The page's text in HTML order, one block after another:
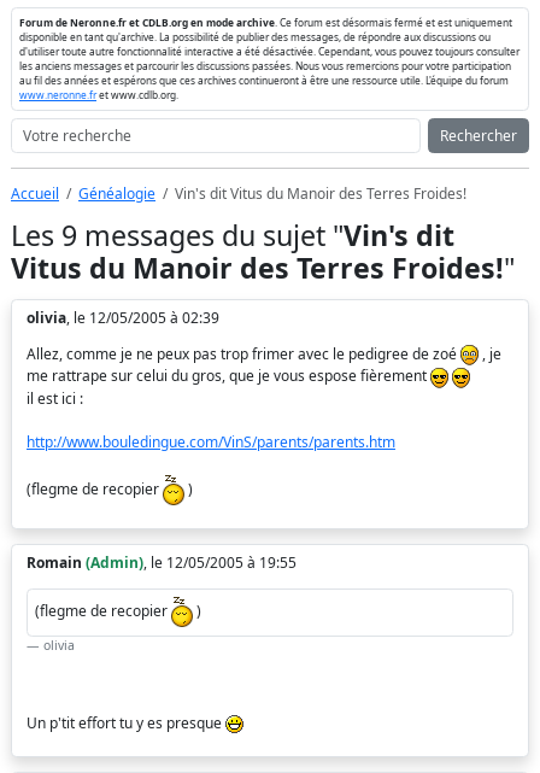
Forum de Neronne.fr et CDLB.org en mode archive . Ce forum est désormais fermé et est uniquement
disponible en tant qu'archive. La possibilité de publier des messages, de répondre aux discussions ou
d'utiliser toute autre fonctionnalité interactive a été désactivée. Cependant, vous pouvez toujours consulter
les anciens messages et parcourir les discussions passées. Nous vous remercions pour votre participation
au fil des années et espérons que ces archives continueront à être une ressource utile. L'équipe du forum
www.neronne.fret www.cdlb.org.
Rechercher
Accueil Généalogie Vin's dit Vitus du Manoir des Terres Froides!
Les 9 messages du sujet "Vin's dit
Vitus du Manoir des Terres Froides!"
olivia, le 12/05/2005 à 02:39
Allez, comme je ne peux pas trop frimer avec le pedigree de zoé
, je
me rattrape sur celui du gros, que je vous espose fièrement
il est ici :
http://www.bouledingue.com/VinS/parents/parents.htm
(flegme de recopier )
Romain (Admin), le 12/05/2005 à 19:55
(flegme de recopier )
olivia
Un p'tit effort tu y es presque